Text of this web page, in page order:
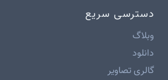
دسترسی سریع
وبلاگ
دانلود
گالری تصاویر